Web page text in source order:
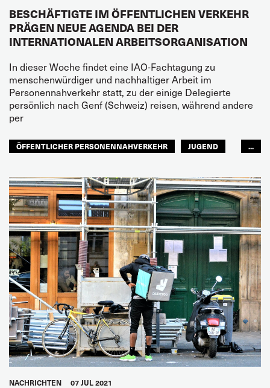
BESCHÄFTIGTE IM ÖFFENTLICHEN VERKEHR
PRÄGEN NEUE AGENDA BEI DER
INTERNATIONALEN ARBEITSORGANISATION
In dieser Woche findet eine IAO-Fachtagung zu
menschenwürdiger und nachhaltiger Arbeit im
Personennahverkehr statt, zu der einige Delegierte
persönlich nach Genf (Schweiz) reisen, während andere
per
ÖFFENTLICHER PERSONENNAHVERKEHR
JUGEND
GLOBAL
...
NACHRICHTEN 07 JUL 2021